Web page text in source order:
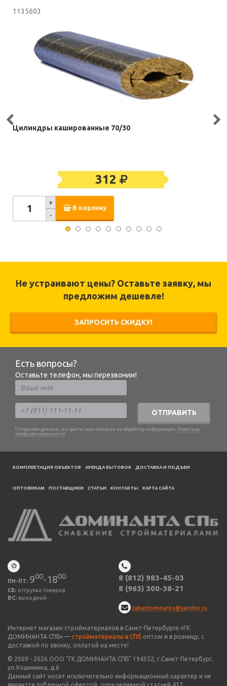
1135603
Цилиндры кашированные 70/30
312
+
-
В корзину
Не устраивают цены? Оставьте заявку, мы
предложим дешевле!
ЗАПРОСИТЬ СКИДКУ!
Есть вопросы?
Оставьте телефон, мы перезвоним!
ОТПРАВИТЬ
Отправляя данные, вы даете свое согласие на обработку информации. Политика
конфиденциальности .
КОМПЛЕКТАЦИЯ ОБЪЕКТОВ АРЕНДА БЫТОВОК ДОСТАВКА И ПОДЪЕМ
ОПТОВИКАМ ПОСТАВЩИКИ CТАТЬИ КОНТАКТЫ КАРТА САЙТА
ПН-ПТ: 900-1800
СБ: отгрузка товаров
ВС: выходной
8 (812) 983-45-03
8 (963) 300-38-21
zakazdominanta@yandex.ru
Интернет магазин стройматериалов в Санкт-Петербурге «ГК
ДОМИНАНТА СПБ» — стройматериалы в СПб оптом и в розницу, с
доставкой по звонку, оплатой на месте!
© 2009 - 2026 ООО "ГК ДОМИНАНТА СПБ" 194352, г.Санкт-Петербург,
ул.Хошимина, д.6
Данный сайт носит исключительно информационный характер и не
является публичной офертой, определяемой статьей 437